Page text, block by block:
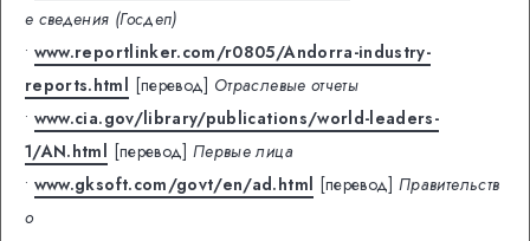
е сведения (Госдеп)
• www.reportlinker.com/r0805/Andorra-industry-
reports.html [перевод] Отраслевые отчеты
• www.cia.gov/library/publications/world-leaders-
1/AN.html [перевод] Первые лица
• www.gksoft.com/govt/en/ad.html [перевод] Правительств
о